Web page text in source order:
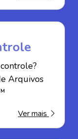
Arquivos
Ver mais